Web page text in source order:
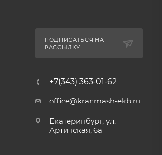
ПОДПИСАТЬСЯ НА
РАССЫЛКУ
+7(343) 363-01-62
office@kranmash-ekb.ru
Екатеринбург, ул.
Артинская, 6а